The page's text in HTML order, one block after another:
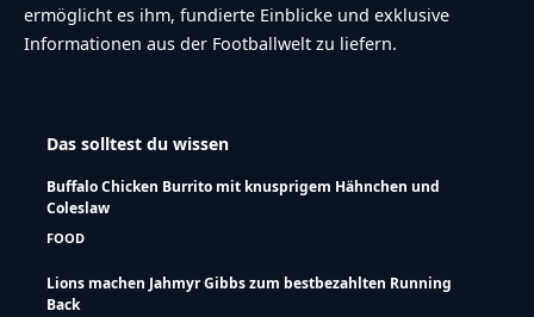
ermöglicht es ihm, fundierte Einblicke und exklusive
Informationen aus der Footballwelt zu liefern.
Das solltest du wissen
Buffalo Chicken Burrito mit knusprigem Hähnchen und
Coleslaw
FOOD
Lions machen Jahmyr Gibbs zum bestbezahlten Running
Back